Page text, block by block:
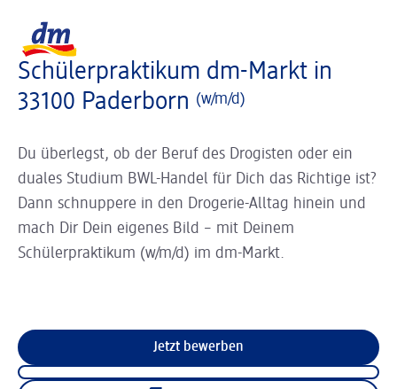
Schülerpraktikum dm-Markt in
33100 Paderborn (w/m/d)
Du überlegst, ob der Beruf des Drogisten oder ein
duales Studium BWL-Handel für Dich das Richtige ist?
Dann schnuppere in den Drogerie-Alltag hinein und
mach Dir Dein eigenes Bild – mit Deinem
Schülerpraktikum (w/m/d) im dm-Markt.
Jetzt bewerben